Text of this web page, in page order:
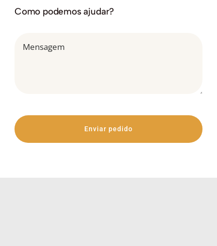
Como podemos ajudar?
Enviar pedido